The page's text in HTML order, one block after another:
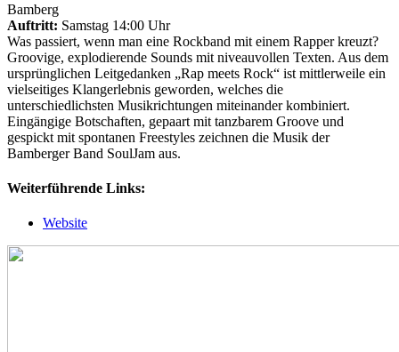
Bamberg
Auftritt: Samstag 14:00 Uhr
Was passiert, wenn man eine Rockband mit einem Rapper kreuzt?
Groovige, explodierende Sounds mit niveauvollen Texten. Aus dem
ursprünglichen Leitgedanken „Rap meets Rock“ ist mittlerweile ein
vielseitiges Klangerlebnis geworden, welches die
unterschiedlichsten Musikrichtungen miteinander kombiniert.
Eingängige Botschaften, gepaart mit tanzbarem Groove und
gespickt mit spontanen Freestyles zeichnen die Musik der
Bamberger Band SoulJam aus.
Weiterführende Links:
Website